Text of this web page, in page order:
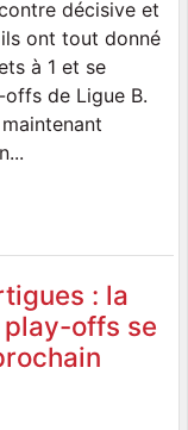
décisive et
ont tout donné
à 1 et se
de Ligue B.
: la
offs se